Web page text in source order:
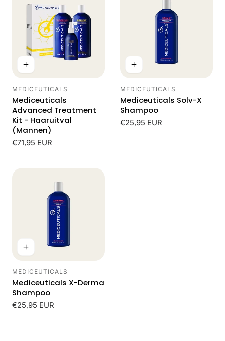
Leverancier:
MEDICEUTICALS
Mediceuticals
Advanced Treatment
Kit - Haaruitval
(Mannen)
Normale
€71,95 EUR
Leverancier:
MEDICEUTICALS
Mediceuticals Solv-X
Shampoo
Normale
€25,95 EUR
Leverancier:
MEDICEUTICALS
Mediceuticals X-Derma
Shampoo
Normale
€25,95 EUR